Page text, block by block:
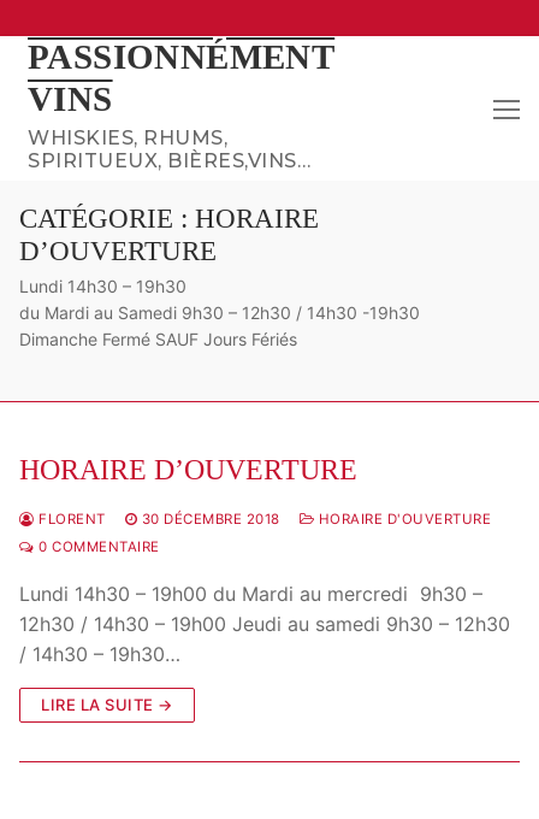
Aller
contenu
PASSIONNÉMENT
VINS
WHISKIES, RHUMS,
SPIRITUEUX, BIÈRES,VINS…
CATÉGORIE : HORAIRE
D’OUVERTURE
Lundi 14h30 – 19h30
du Mardi au Samedi 9h30 – 12h30 / 14h30 -19h30
Dimanche Fermé SAUF Jours Fériés
HORAIRE D’OUVERTURE
FLORENT 30 DÉCEMBRE 2018
HORAIRE D'OUVERTURE
0 COMMENTAIRE
Lundi 14h30 – 19h00 du Mardi au mercredi 9h30 –
12h30 / 14h30 – 19h00 Jeudi au samedi 9h30 – 12h30
/ 14h30 – 19h30…
LIRE LA SUITE →